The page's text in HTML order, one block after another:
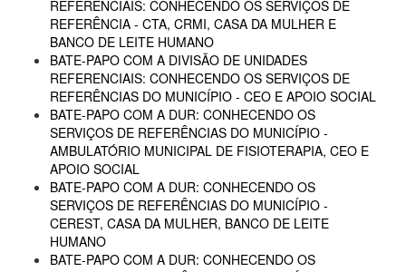
REFERÊNCIAIS: CONHECENDO OS SERVIÇOS DE
REFERÊNCIA - CTA, CRMI, CASA DA MULHER E
BANCO DE LEITE HUMANO
BATE-PAPO COM A DIVISÃO DE UNIDADES
REFERENCIAIS: CONHECENDO OS SERVIÇOS DE
REFERÊNCIAS DO MUNICÍPIO - CEO E APOIO SOCIAL
BATE-PAPO COM A DUR: CONHECENDO OS
SERVIÇOS DE REFERÊNCIAS DO MUNICÍPIO -
AMBULATÓRIO MUNICIPAL DE FISIOTERAPIA, CEO E
APOIO SOCIAL
BATE-PAPO COM A DUR: CONHECENDO OS
SERVIÇOS DE REFERÊNCIAS DO MUNICÍPIO -
CEREST, CASA DA MULHER, BANCO DE LEITE
HUMANO
BATE-PAPO COM A DUR: CONHECENDO OS